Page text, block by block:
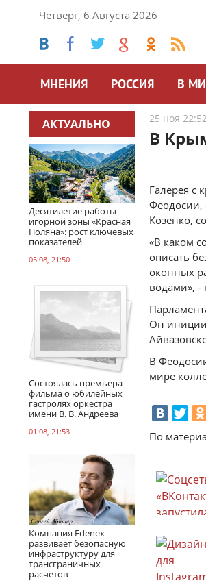
Четверг, 6 Августа 2026
МНЕНИЯ РОССИЯ В
АКТУАЛЬНО
Десятилетие работы
игорной зоны «Красная
Поляна»: рост ключевых
показателей
05.08, 21:50
Состоялась премьера
фильма о юбилейных
гастролях оркестра
имени В. В. Андреева
01.08, 21:53
Компания Edenex
развивает безопасную
инфраструктуру для
трансграничных
расчетов
25 ноя 22:52
В
Галерея с
Феодосии,
Козенко,
«В каком
описать
оконных
водами», -
Он
В
мире
По